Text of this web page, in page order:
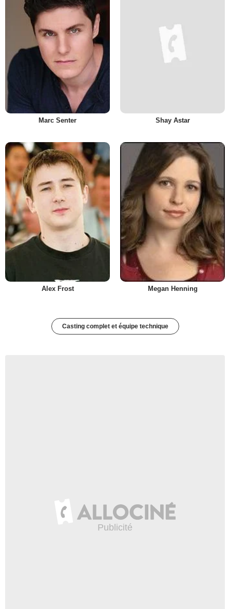
Marc Senter Shay Astar
Alex Frost Megan Henning
Casting complet et équipe technique